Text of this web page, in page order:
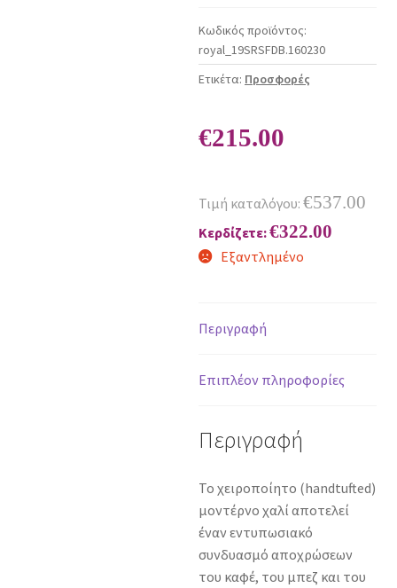
Κωδικός προϊόντος:
royal_19SRSFDB.160230
Ετικέτα: Προσφορές
€215.00
Τιμή καταλόγου: €537.00
Κερδίζετε:€322.00
Εξαντλημένο
Περιγραφή
Επιπλέον πληροφορίες
Περιγραφή
Το χειροποίητο (handtufted)
μοντέρνο χαλί αποτελεί
έναν εντυπωσιακό
συνδυασμό αποχρώσεων
του καφέ, του μπεζ και του